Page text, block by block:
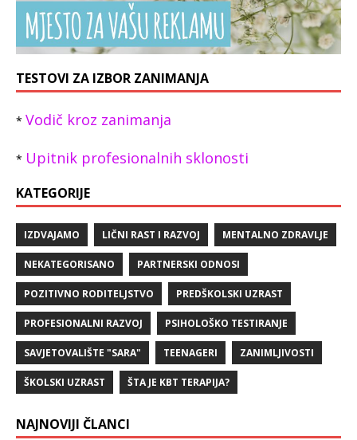
TESTOVI ZA IZBOR ZANIMANJA
* Vodič kroz zanimanja
* Upitnik profesionalnih sklonosti
KATEGORIJE
IZDVAJAMO LIČNI RAST I RAZVOJ MENTALNO ZDRAVLJE
NEKATEGORISANO PARTNERSKI ODNOSI
POZITIVNO RODITELJSTVO PREDŠKOLSKI UZRAST
PROFESIONALNI RAZVOJ PSIHOLOŠKO TESTIRANJE
SAVJETOVALIŠTE "SARA" TEENAGERI ZANIMLJIVOSTI
ŠKOLSKI UZRAST ŠTA JE KBT TERAPIJA?
NAJNOVIJI ČLANCI